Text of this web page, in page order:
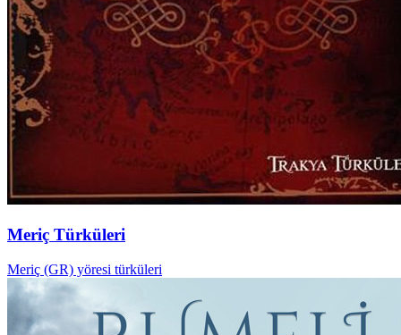
Meriç Türküleri
Meriç (GR) yöresi türküleri